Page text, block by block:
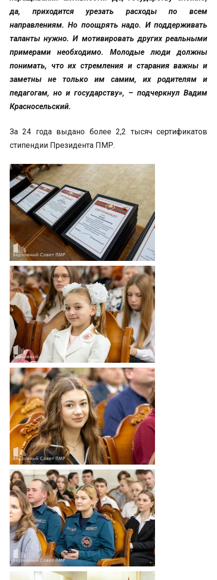
да, приходится урезать расходы по всем
направлениям. Но поощрять надо. И поддерживать
таланты нужно. И мотивировать других реальными
примерами необходимо. Молодые люди должны
понимать, что их стремления и старания важны и
заметны не только им самим, их родителям и
педагогам, но и государству», – подчеркнул Вадим
Красносельский.
За 24 года выдано более 2,2 тысяч сертификатов
стипендии Президента ПМР.